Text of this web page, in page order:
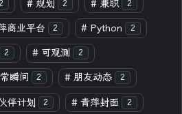
# 规划 2 # 兼职 2
商业平台 2 # Python 2
2 # 可观测 2
瞬间 2 # 朋友动态 2
伴计划 2 # 青萍封面 2